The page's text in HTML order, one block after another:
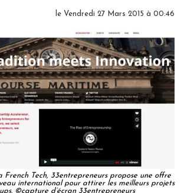
le Vendredi 27 Mars 2015 à 00:46
French Tech, 33entrepreneurs propose une offre
international pour attirer les meilleurs projets
©capture d’écran 33entrepreneurs